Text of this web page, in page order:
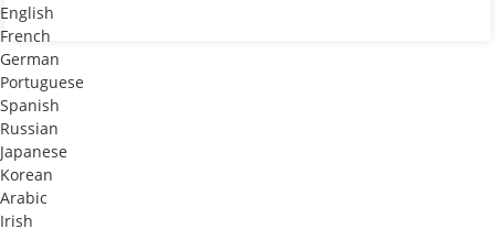
English
French
German
Portuguese
Spanish
Russian
Japanese
Korean
Arabic
Irish